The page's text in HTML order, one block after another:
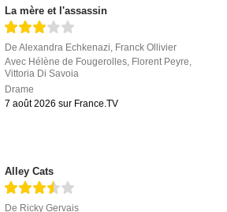
La mère et l'assassin
DeAlexandra Echkenazi Franck Ollivier
Avec Hélène de Fougerolles Florent Peyre
Vittoria Di Savoia
Drame
7 août 2026 sur France.TV
Alley Cats
De Ricky Gervais